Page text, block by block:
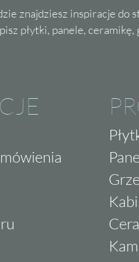
SteguCalabria to nie
elewacji,
Calabria jest
czystości sprawiają,
Stegu -
dekoracyjny Stegu
znajdziesz inspiracje do
płytki, panele,